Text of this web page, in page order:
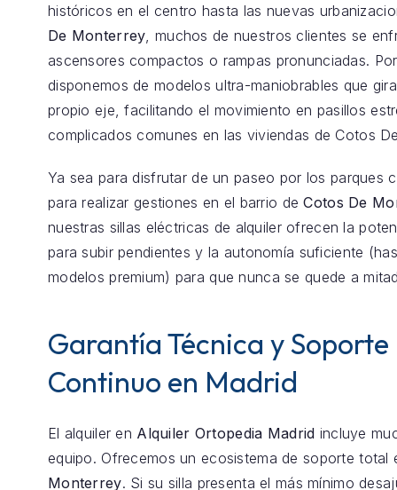
históricos en el centro hasta las nuevas
De Monterrey , muchos de nuestros clientes se
ascensores compactos o rampas pronunciadas.
disponemos de modelos ultra-maniobrables que
propio eje, facilitando el movimiento en pasillos
complicados comunes en las viviendas de Cotos
Ya sea para disfrutar de un paseo por los parques
para realizar gestiones en el barrio deCotos De
nuestras sillas eléctricas de alquiler ofrecen la
para subir pendientes y la autonomía suficiente
modelos premium) para que nunca se quede a
Garantía Técnica y Soporte
Continuo en Madrid
El alquiler en Alquiler Ortopedia Madrid incluye
equipo. Ofrecemos un ecosistema de soporte total
Monterrey. Si su silla presenta el más mínimo